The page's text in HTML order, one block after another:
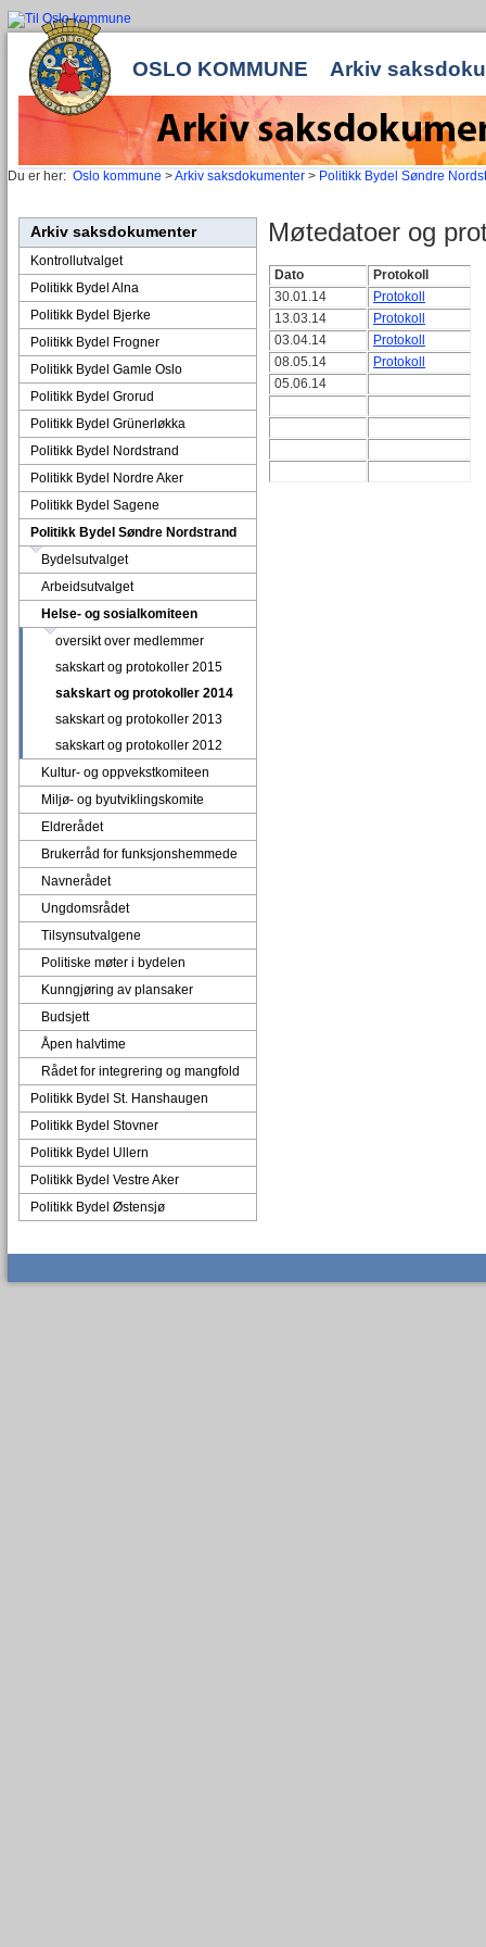
OSLO KOMMUNE Arkiv
Du er her: Oslo kommune >Arkiv saksdokumenter > Politikk Bydel Søndre
Arkiv saksdokumenter
Kontrollutvalget
Politikk Bydel Alna
Politikk Bydel Bjerke
Politikk Bydel Frogner
Politikk Bydel Gamle Oslo
Politikk Bydel Grorud
Politikk Bydel Grünerløkka
Politikk Bydel Nordstrand
Politikk Bydel Nordre Aker
Politikk Bydel Sagene
Politikk Bydel Søndre Nordstrand
Bydelsutvalget
Arbeidsutvalget
Helse- og sosialkomiteen
oversikt over medlemmer
sakskart og protokoller 2015
sakskart og protokoller 2014
sakskart og protokoller 2013
sakskart og protokoller 2012
Kultur- og oppvekstkomiteen
Miljø- og byutviklingskomite
Eldrerådet
Brukerråd for funksjonshemmede
Navnerådet
Ungdomsrådet
Tilsynsutvalgene
Politiske møter i bydelen
Kunngjøring av plansaker
Budsjett
Åpen halvtime
Rådet for integrering og mangfold
Politikk Bydel St. Hanshaugen
Politikk Bydel Stovner
Politikk Bydel Ullern
Politikk Bydel Vestre Aker
Politikk Bydel Østensjø
Møtedatoer og
Dato
Protokoll
30.01.14
Protokoll
13.03.14
Protokoll
03.04.14
Protokoll
08.05.14
Protokoll
05.06.14